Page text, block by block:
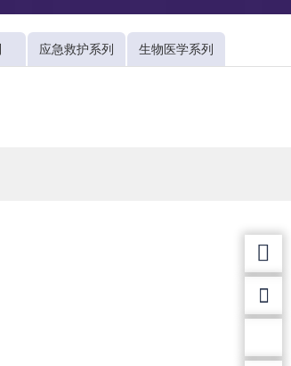
应急救护系列 生物医学系列